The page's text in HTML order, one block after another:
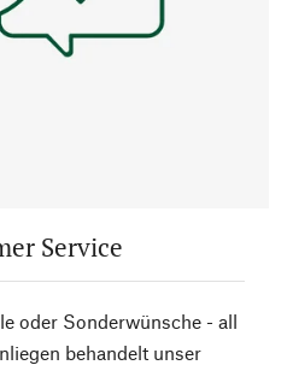
Service
oder Sonderwünsche - all
behandelt unser